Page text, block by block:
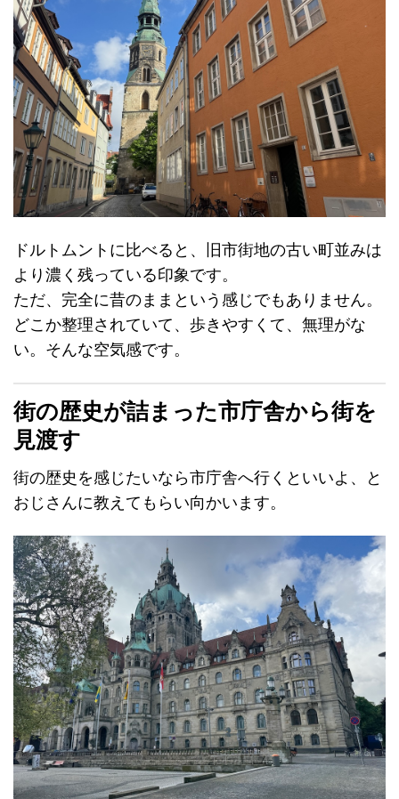
ドルトムントに比べると、旧市街地の古い町並みは
より濃く残っている印象です。
ただ、完全に昔のままという感じでもありません。
どこか整理されていて、歩きやすくて、無理がな
い。そんな空気感です。
街の歴史が詰まった市庁舎から街を
見渡す
街の歴史を感じたいなら市庁舎へ行くといいよ、と
おじさんに教えてもらい向かいます。